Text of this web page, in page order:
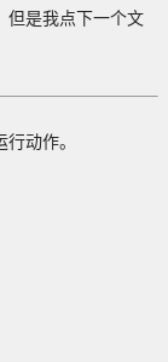
但是我点下一个文
动作。